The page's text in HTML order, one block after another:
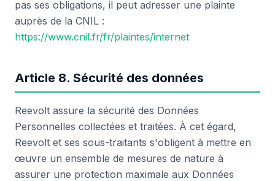
pas ses obligations, il peut adresser une plainte
auprès de la CNIL :
https://www.cnil.fr/fr/plaintes/internet
Article 8. Sécurité des données
Reevolt assure la sécurité des Données
Personnelles collectées et traitées. À cet égard,
Reevolt et ses sous-traitants s'obligent à mettre en
œuvre un ensemble de mesures de nature à
assurer une protection maximale aux Données